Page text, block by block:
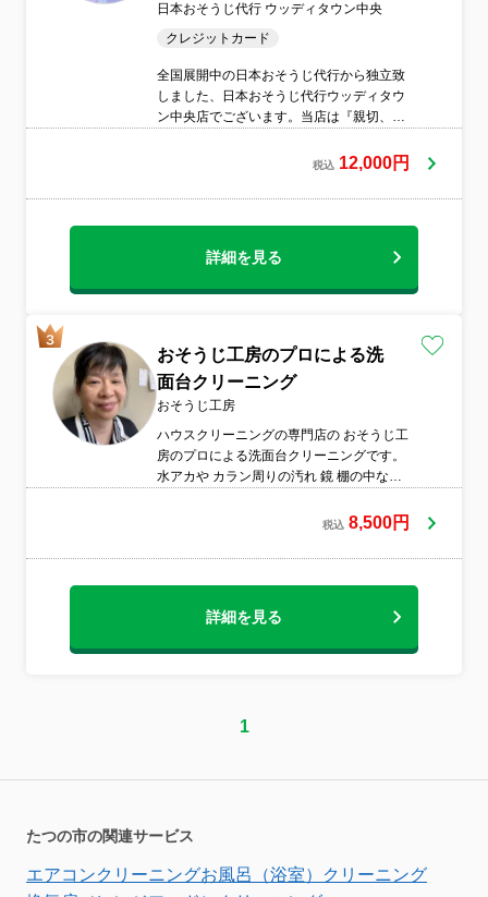
日本おそうじ代行 ウッディタウン中央
クレジットカード
全国展開中の日本おそうじ代行から独立致
しました、日本おそうじ代行ウッディタウ
ン中央店でございます。当店は『親切、丁
と作業いたします。◎感染対策は万全にし
お客様に喜んで頂けるサービスを日々ご提
税込 12,000円
詳細を見る
おそうじ工房のプロによる洗
面台クリーニング
おそうじ工房
ハウスクリーニングの専門店の おそうじ工
房のプロによる洗面台クリーニングです。
水アカや カラン周りの汚れ 鏡 棚の中など
専用の洗剤できれいに します。棚の中に 入
あれば、別途\2000 で洗濯パン周りのお掃
税込 8,500円
詳細を見る
1
たつの市の関連サービス
エアコンクリーニングお風呂（浴室）クリーニング